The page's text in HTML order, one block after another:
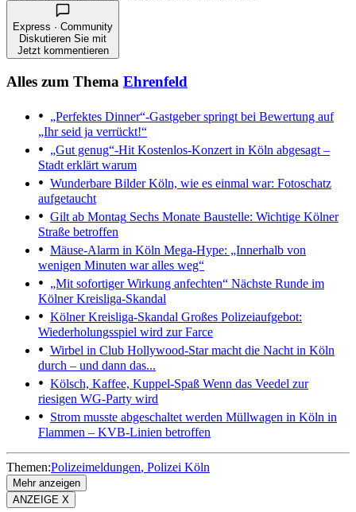
Express · Community
Diskutieren Sie mit
Jetzt kommentieren
Alles zum Thema Ehrenfeld
„Perfektes Dinner“-Gastgeber springt bei Bewertung auf
„Ihr seid ja verrückt!“
„Gut genug“-Hit Kostenlos-Konzert in Köln abgesagt –
Stadt erklärt warum
Wunderbare BilderKöln, wie es einmal war: Fotoschatz
aufgetaucht
Gilt ab Montag Sechs Monate Baustelle: Wichtige Kölner
Straße betroffen
Mäuse-Alarm in Köln Mega-Hype: „Innerhalb von
wenigen Minuten war alles weg“
„Mit sofortiger Wirkung anfechten“ Nächste Runde im
Kölner Kreisliga-Skandal
Kölner Kreisliga-Skandal Großes Polizeiaufgebot:
Wiederholungsspiel wird zur Farce
Wirbel in Club Hollywood-Star macht die Nacht in Köln
durch – und dann das...
Kölsch, Kaffee, Kuppel-Spaß Wenn das Veedel zur
riesigen WG-Party wird
Strom musste abgeschaltet werden Müllwagen in Köln in
Flammen – KVB-Linien betroffen
Themen:Polizeimeldungen Polizei Köln
Mehr anzeigen
ANZEIGE X